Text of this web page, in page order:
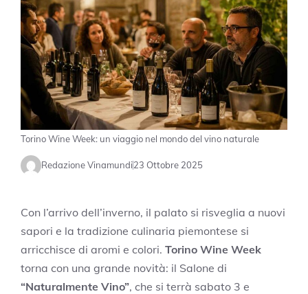
Torino Wine Week: un viaggio nel mondo del vino naturale
Redazione Vinamundi23 Ottobre 2025
Con l’arrivo dell’inverno, il palato si risveglia a nuovi
sapori e la tradizione culinaria piemontese si
arricchisce di aromi e colori. Torino Wine Week
torna con una grande novità: il Salone di
“Naturalmente Vino”, che si terrà sabato 3 e